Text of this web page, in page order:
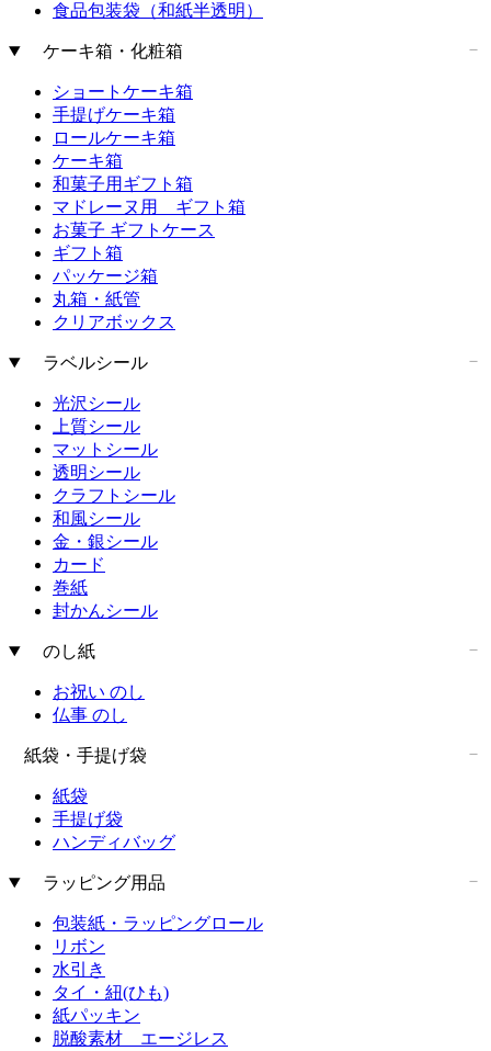
食品包装袋（和紙半透明）
ケーキ箱・化粧箱
ショートケーキ箱
手提げケーキ箱
ロールケーキ箱
ケーキ箱
和菓子用ギフト箱
マドレーヌ用 ギフト箱
お菓子 ギフトケース
ギフト箱
パッケージ箱
丸箱・紙管
クリアボックス
ラベルシール
光沢シール
上質シール
マットシール
透明シール
クラフトシール
和風シール
金・銀シール
カード
巻紙
封かんシール
のし紙
お祝い のし
仏事 のし
紙袋・手提げ袋
紙袋
手提げ袋
ハンディバッグ
ラッピング用品
包装紙・ラッピングロール
リボン
水引き
タイ・紐(ひも)
紙パッキン
脱酸素材 エージレス